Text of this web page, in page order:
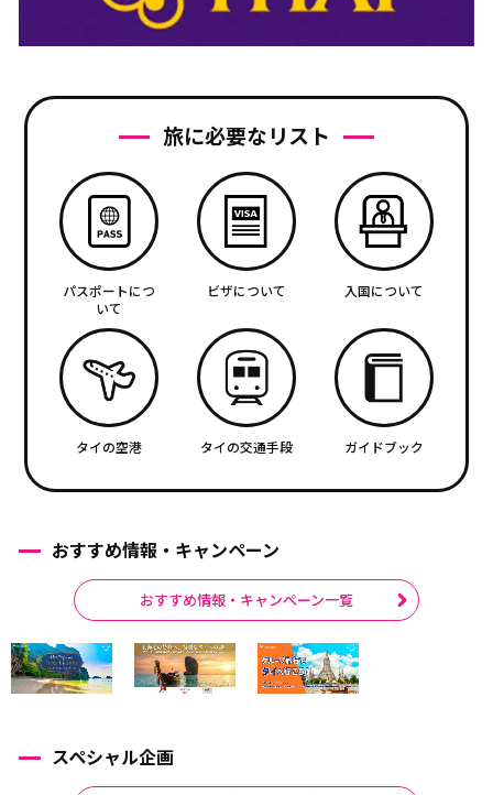
旅に必要なリスト
パスポートにつ
いて
ビザについて 入国について
タイの空港 タイの交通手段 ガイドブック
おすすめ情報・キャンペーン
おすすめ情報・キャンペーン一覧
スペシャル企画